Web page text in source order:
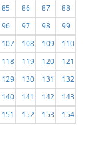
85 86 87
88
96 97 98
99
107 108 109
110
118 119 120
121
129 130 131
132
140 141 142
143
151 152 153
154